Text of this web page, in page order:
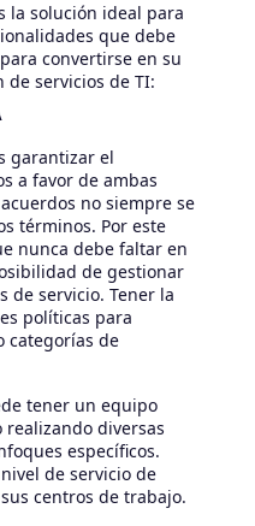
la solución ideal para
que debe
convertirse en su
servicios de TI:
garantizar el
a favor de ambas
no siempre se
términos. Por este
nunca debe faltar en
de gestionar
de servicio. Tener la
políticas para
categorías de
tener un equipo
diversas
específicos.
de servicio de
centros de trabajo.